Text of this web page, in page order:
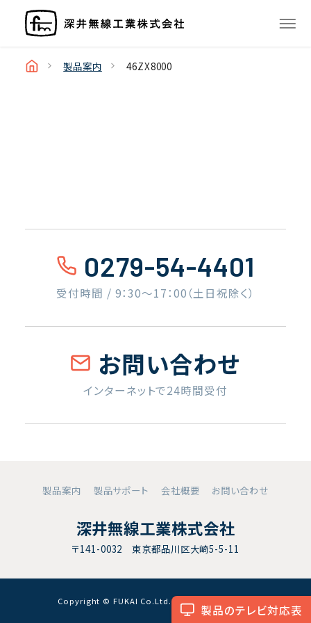
製品のテレビ対応表
製品案内 46ZX8000
0279-54-4401
受付時間 / 9：30〜17：00（土日祝除く）
お問い合わせ
インターネットで24時間受付
製品案内 製品サポート 会社概要 お問い合わせ
深井無線工業株式会社
〒141-0032 東京都品川区大崎5-5-11
Copyright © FUKAI Co.Ltd. All RightsReserved.